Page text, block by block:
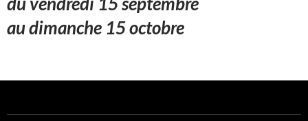
au dimanche 15 octobre